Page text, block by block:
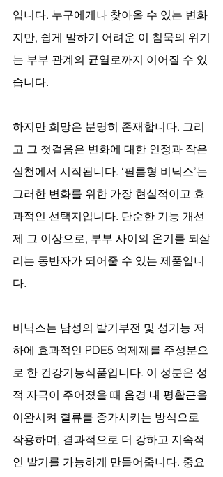
입니다. 누구에게나 찾아올 수 있는 변화
지만, 쉽게 말하기 어려운 이 침묵의 위기
는 부부 관계의 균열로까지 이어질 수 있
습니다.
하지만 희망은 분명히 존재합니다. 그리
고 그 첫걸음은 변화에 대한 인정과 작은
실천에서 시작됩니다. ‘필름형 비닉스’는
그러한 변화를 위한 가장 현실적이고 효
과적인 선택지입니다. 단순한 기능 개선
제 그 이상으로, 부부 사이의 온기를 되살
리는 동반자가 되어줄 수 있는 제품입니
다.
비닉스는 남성의 발기부전 및 성기능 저
하에 효과적인 PDE5 억제제를 주성분으
로 한 건강기능식품입니다. 이 성분은 성
적 자극이 주어졌을 때 음경 내 평활근을
이완시켜 혈류를 증가시키는 방식으로
작용하며, 결과적으로 더 강하고 지속적
인 발기를 가능하게 만들어줍니다. 중요